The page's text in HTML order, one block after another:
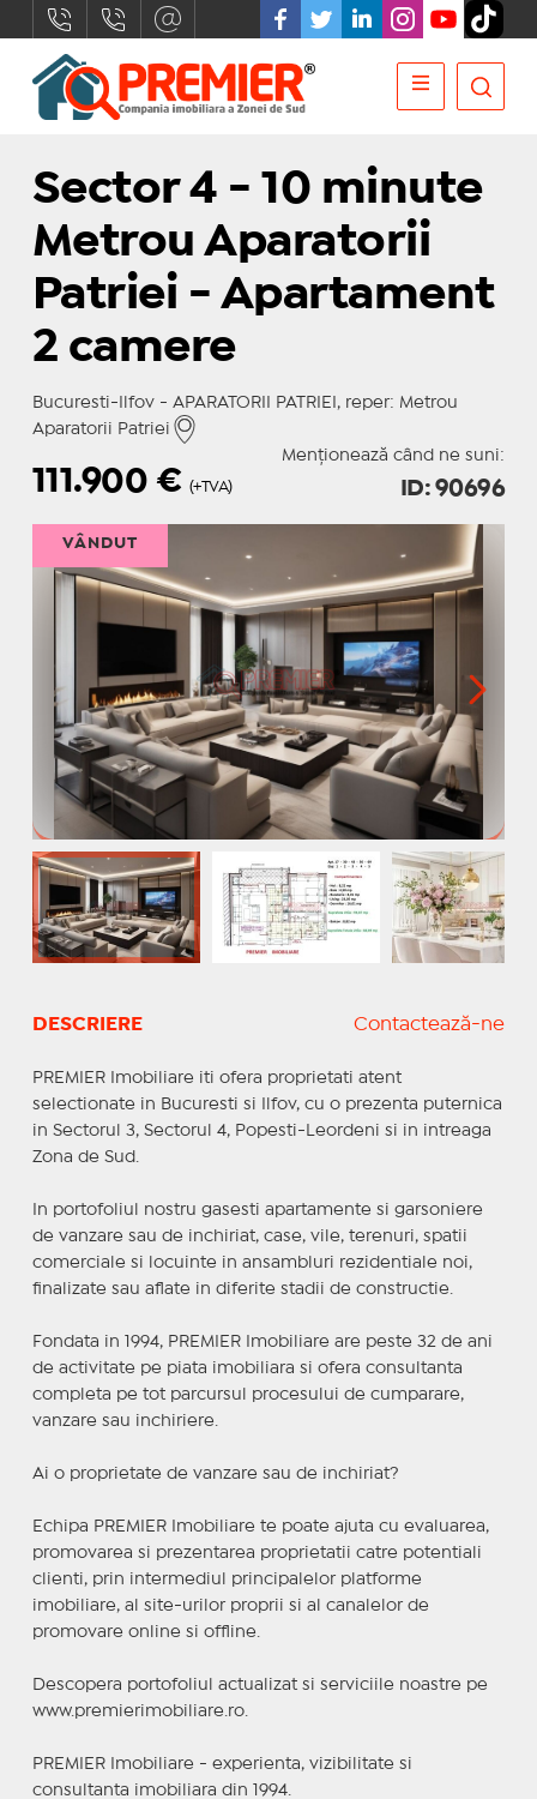
Sector 4 - 10 minute
Metrou Aparatorii
Patriei - Apartament
2 camere
Bucuresti-Ilfov - APARATORII PATRIEI, reper: Metrou
Aparatorii Patriei
Menționează când ne suni:
111.900 € (+TVA) ID: 90696
VÂNDUT
DESCRIERE Contactează-ne
PREMIER Imobiliare iti ofera proprietati atent
selectionate in Bucuresti si Ilfov, cu o prezenta puternica
in Sectorul 3, Sectorul 4, Popesti-Leordeni si in intreaga
Zona de Sud.
In portofoliul nostru gasesti apartamente si garsoniere
de vanzare sau de inchiriat, case, vile, terenuri, spatii
comerciale si locuinte in ansambluri rezidentiale noi,
finalizate sau aflate in diferite stadii de constructie.
Fondata in 1994, PREMIER Imobiliare are peste 32 de ani
de activitate pe piata imobiliara si ofera consultanta
completa pe tot parcursul procesului de cumparare,
vanzare sau inchiriere.
Ai o proprietate de vanzare sau de inchiriat?
Echipa PREMIER Imobiliare te poate ajuta cu evaluarea,
promovarea si prezentarea proprietatii catre potentiali
clienti, prin intermediul principalelor platforme
imobiliare, al site-urilor proprii si al canalelor de
promovare online si offline.
Descopera portofoliul actualizat si serviciile noastre pe
www.premierimobiliare.ro.
PREMIER Imobiliare - experienta, vizibilitate si
consultanta imobiliara din 1994.